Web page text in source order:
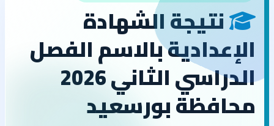
نتيجة الشهادة
الإعدادية بالاسم الفصل
الدراسي الثاني 2026
محافظة بورسعيد